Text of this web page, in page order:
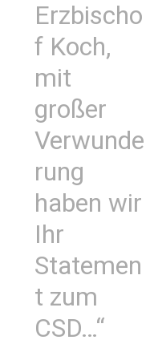
Erzbischo
f Koch,
mit
großer
Verwunde
rung
haben wir
Ihr
Statemen
t zum
CSD…“